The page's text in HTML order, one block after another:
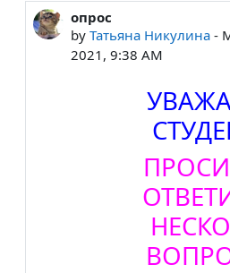
опрос
byТатьяна Никулина -
2021, 9:38 AM
Number of replies: 0